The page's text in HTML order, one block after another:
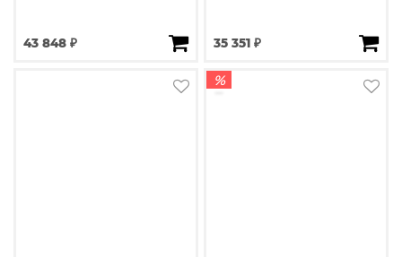
43 848 ₽ 35 351 ₽
%